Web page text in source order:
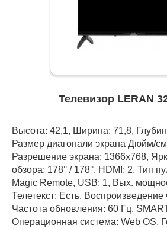
Телевизор LERAN
Высота: 42,1, Ширина: 71,8,
Размер диагонали экрана Дюйм/
Разрешение экрана: 1366x768,
обзора: 178° / 178°, HDMI: 2, Тип
Magic Remote, USB: 1, Вых.
Телетекст: Есть, Воспроизведение
Частота обновления: 60 Гц,
Операционная система: Web OS,